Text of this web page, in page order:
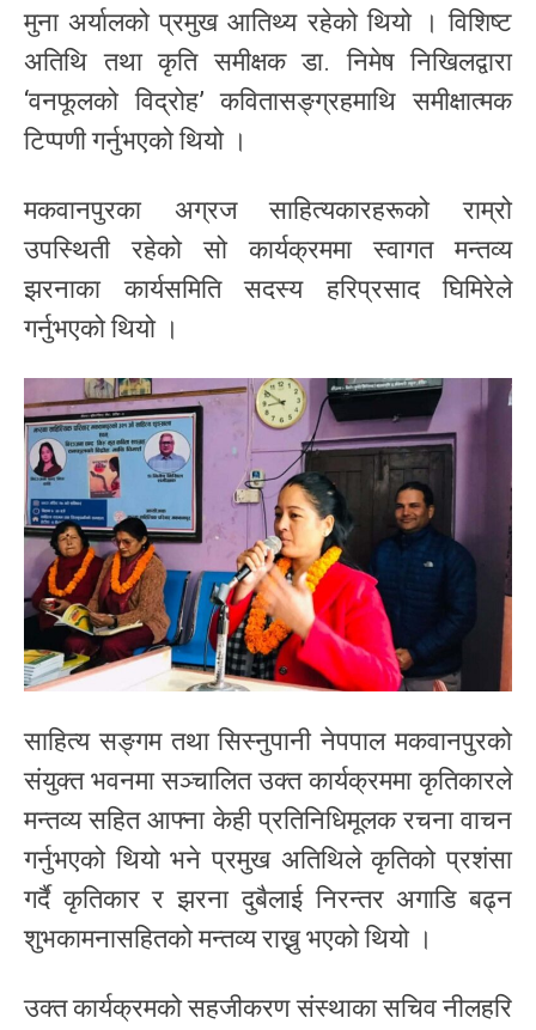
मुना अर्यालको प्रमुख आतिथ्य रहेको थियो । विशिष्ट
अतिथि तथा कृति समीक्षक डा. निमेष निखिलद्वारा
‘वनफूलको विद्रोह’ कवितासङ्ग्रहमाथि समीक्षात्मक
टिप्पणी गर्नुभएको थियो ।
मकवानपुरका अग्रज साहित्यकारहरूको राम्रो
उपस्थिती रहेको सो कार्यक्रममा स्वागत मन्तव्य
झरनाका कार्यसमिति सदस्य हरिप्रसाद घिमिरेले
गर्नुभएको थियो ।
साहित्य सङ्गम तथा सिस्नुपानी नेपपाल मकवानपुरको
संयुक्त भवनमा सञ्चालित उक्त कार्यक्रममा कृतिकारले
मन्तव्य सहित आफ्ना केही प्रतिनिधिमूलक रचना वाचन
गर्नुभएको थियो भने प्रमुख अतिथिले कृतिको प्रशंसा
गर्दै कृतिकार र झरना दुबैलाई निरन्तर अगाडि बढ्न
शुभकामनासहितको मन्तव्य राख्नु भएको थियो ।
उक्त कार्यक्रमको सहजीकरण संस्थाका सचिव नीलहरि